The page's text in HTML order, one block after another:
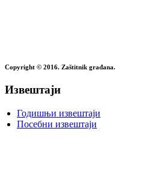
Copyright © 2016. Zaštitnik građana.
Извештаји
Годишњи извештаји
Посебни извештаји